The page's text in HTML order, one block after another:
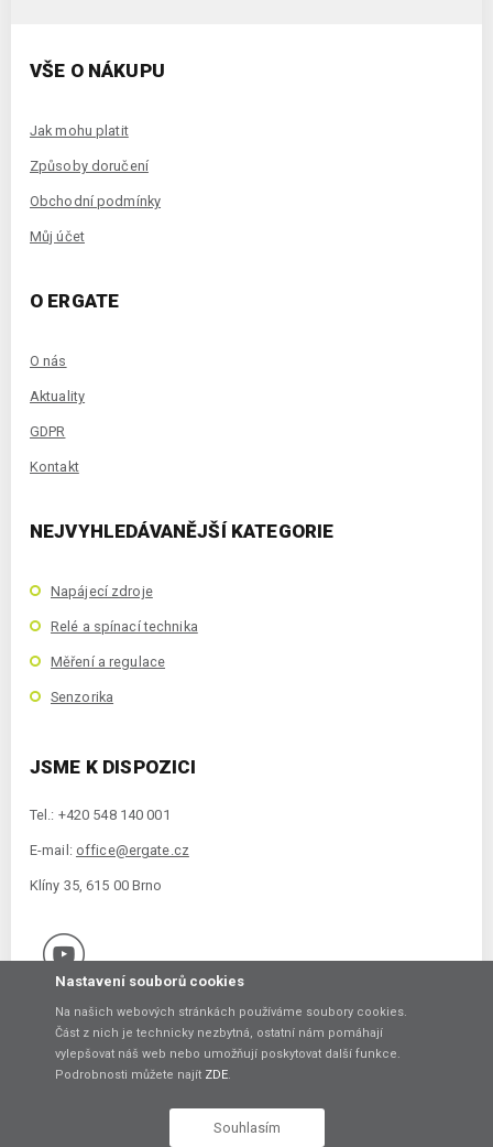
VŠE O NÁKUPU
Jak mohu platit
Způsoby doručení
Obchodní podmínky
Můj účet
O ERGATE
O nás
Aktuality
GDPR
Kontakt
NEJVYHLEDÁVANĚJŠÍ KATEGORIE
Napájecí zdroje
Relé a spínací technika
Měření a regulace
Senzorika
JSME K DISPOZICI
Tel.: +420 548 140 001
E-mail: office@ergate.cz
Klíny 35, 615 00 Brno
Copyright © 2021 ERGATE Automation s.r.o., Klíny 35, 61500 Brno
Nastavení souborů cookies
Na našich webových stránkách používáme soubory cookies.
Část z nich je technicky nezbytná, ostatní nám pomáhají
vylepšovat náš web nebo umožňují poskytovat další funkce.
Podrobnosti můžete najít ZDE.
Souhlasím